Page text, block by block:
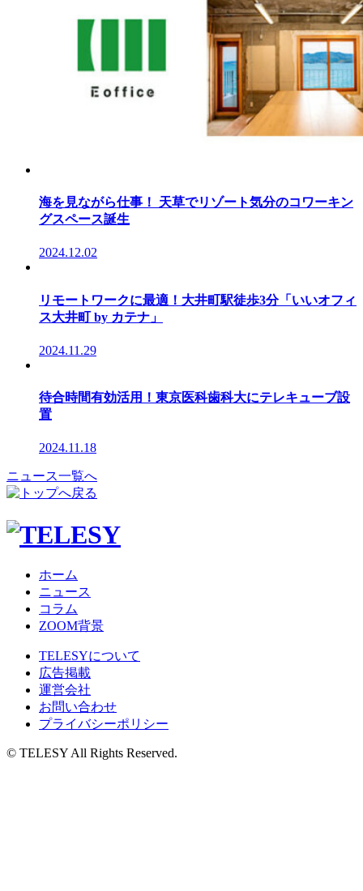
海を見ながら仕事！ 天草でリゾート気分のコワーキン
グスペース誕生
2024.12.02
リモートワークに最適！大井町駅徒歩3分「いいオフィ
ス大井町 by カテナ」
2024.11.29
待合時間有効活用！東京医科歯科大にテレキューブ設
置
2024.11.18
ニュース一覧へ
ホーム
ニュース
コラム
ZOOM背景
TELESYについて
広告掲載
運営会社
お問い合わせ
プライバシーポリシー
© TELESY All Rights Reserved.